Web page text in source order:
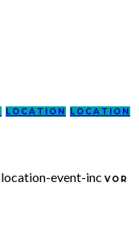
LOCATION
LOCATION
VOR